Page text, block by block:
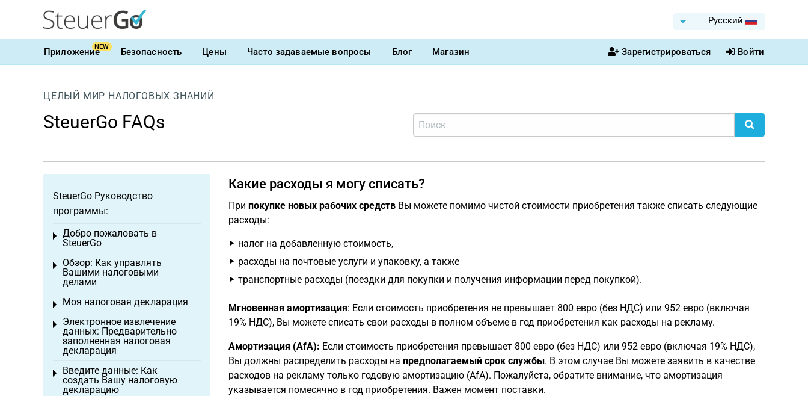
Pусский
ПриложениеNEW Безопасность Цены Часто задаваемые вопросы Блог Магазин Зарегистрироваться Войти
ЦЕЛЫЙ МИР НАЛОГОВЫХ ЗНАНИЙ
SteuerGo FAQs
Какие расходы я могу списать?
При покупке новых рабочих средствВы можете помимо чистой стоимости приобретения также списать следующие
расходы:
налог на добавленную стоимость,
расходы на почтовые услуги и упаковку, а также
транспортные расходы (поездки для покупки и получения информации перед покупкой).
Мгновенная амортизация: Если стоимость приобретения не превышает 800 евро (без НДС) или 952 евро (включая
19% НДС), Вы можете списать свои расходы в полном объеме в год приобретения как расходы на рекламу.
Амортизация (AfA): Если стоимость приобретения превышает 800 евро (без НДС) или 952 евро (включая 19% НДС),
Вы должны распределить расходы на предполагаемый срок службы. В этом случае Вы можете заявить в качестве
расходов на рекламу только годовую амортизацию (AfA). Пожалуйста, обратите внимание, что амортизация
указывается помесячно в год приобретения. Важен момент поставки.
SteuerGo Руководство
программы:
Добро пожаловать в
SteuerGo
Toggle menu
Обзор: Как управлять
Вашими налоговыми
делами
Toggle menu
Моя налоговая декларация
Toggle menu
Электронное извлечение
данных: Предварительно
заполненная налоговая
декларация
Toggle menu
Введите данные: Как
создать Вашу налоговую
декларацию
Toggle menu